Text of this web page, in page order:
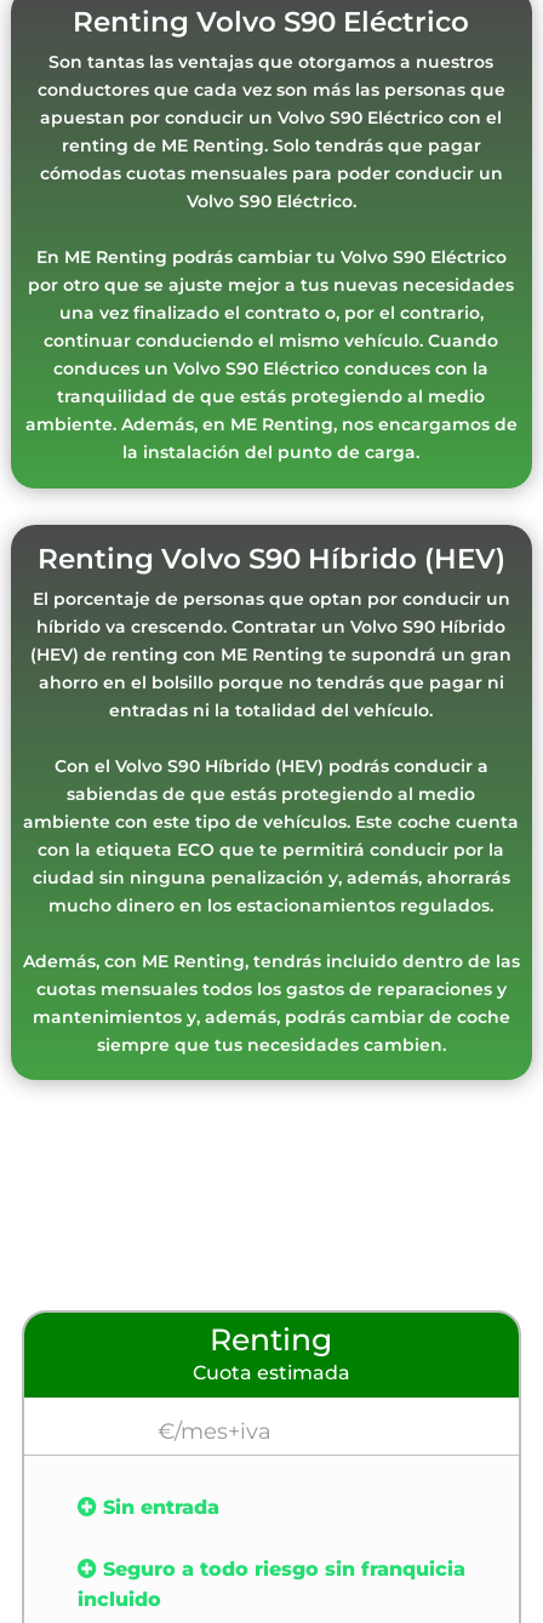
Renting Volvo S90 Eléctrico
Son tantas las ventajas que otorgamos a nuestros
conductores que cada vez son más las personas que
apuestan por conducir un Volvo S90 Eléctrico con el
renting de ME Renting. Solo tendrás que pagar
cómodas cuotas mensuales para poder conducir un
Volvo S90 Eléctrico.
En ME Renting podrás cambiar tu Volvo S90 Eléctrico
por otro que se ajuste mejor a tus nuevas necesidades
una vez finalizado el contrato o, por el contrario,
continuar conduciendo el mismo vehículo. Cuando
conduces un Volvo S90 Eléctrico conduces con la
tranquilidad de que estás protegiendo al medio
ambiente. Además, en ME Renting, nos encargamos de
la instalación del punto de carga.
Renting Volvo S90 Híbrido (HEV)
El porcentaje de personas que optan por conducir un
híbrido va crescendo. Contratar un Volvo S90 Híbrido
(HEV) de renting con ME Renting te supondrá un gran
ahorro en el bolsillo porque no tendrás que pagar ni
entradas ni la totalidad del vehículo.
Con el Volvo S90 Híbrido (HEV) podrás conducir a
sabiendas de que estás protegiendo al medio
ambiente con este tipo de vehículos. Este coche cuenta
con la etiqueta ECO que te permitirá conducir por la
ciudad sin ninguna penalización y, además, ahorrarás
mucho dinero en los estacionamientos regulados.
Además, con ME Renting, tendrás incluido dentro de las
cuotas mensuales todos los gastos de reparaciones y
mantenimientos y, además, podrás cambiar de coche
siempre que tus necesidades cambien.
Renting
Cuota estimada
€/mes+iva
Sin entrada
Seguro a todo riesgo sin franquicia
incluido